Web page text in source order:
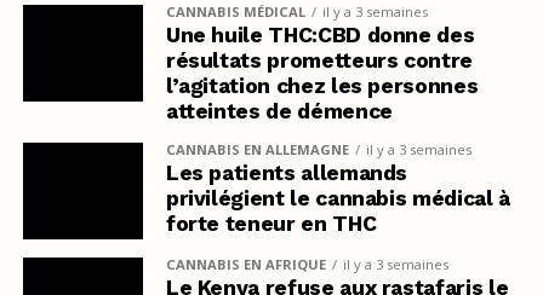
CANNABIS MÉDICAL il y a 3 semaines
Une huile THC:CBD donne des
résultats prometteurs contre
l’agitation chez les personnes
atteintes de démence
CANNABIS EN ALLEMAGNE il y a 3 semaines
Les patients allemands
privilégient le cannabis médical à
forte teneur en THC
CANNABIS EN AFRIQUE il y a 3 semaines
Le Kenya refuse aux rastafaris le